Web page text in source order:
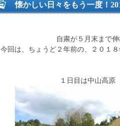
懐かしい日々をもう一度！
自粛が５月末まで
今回は、ちょうど２年前の、２０１
１日目は中山高原